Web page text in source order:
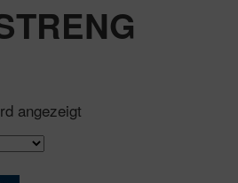
angezeigt